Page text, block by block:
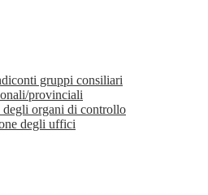
gruppi consiliari
provinciali
organi di controllo
degli uffici